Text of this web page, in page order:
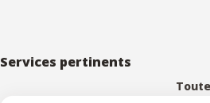
Services pertinents